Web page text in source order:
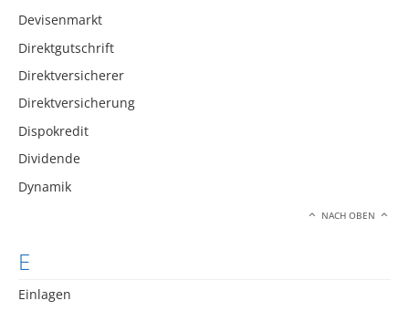
Devisenmarkt
Direktgutschrift
Direktversicherer
Direktversicherung
Dispokredit
Dividende
Dynamik
NACH OBEN
E
Einlagen